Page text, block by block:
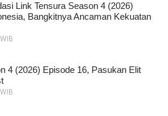
Link Tensura Season 4 (2026)
Bangkitnya Ancaman Kekuatan
4 (2026) Episode 16, Pasukan Elit